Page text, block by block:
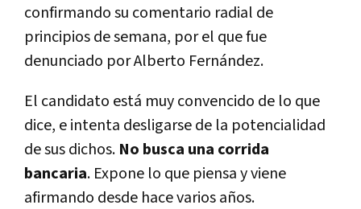
confirmando su comentario radial de
principios de semana, por el que fue
denunciado por Alberto Fernández.
El candidato está muy convencido de lo que
dice, e intenta desligarse de la potencialidad
de sus dichos. No busca una corrida
bancaria. Expone lo que piensa y viene
afirmando desde hace varios años.